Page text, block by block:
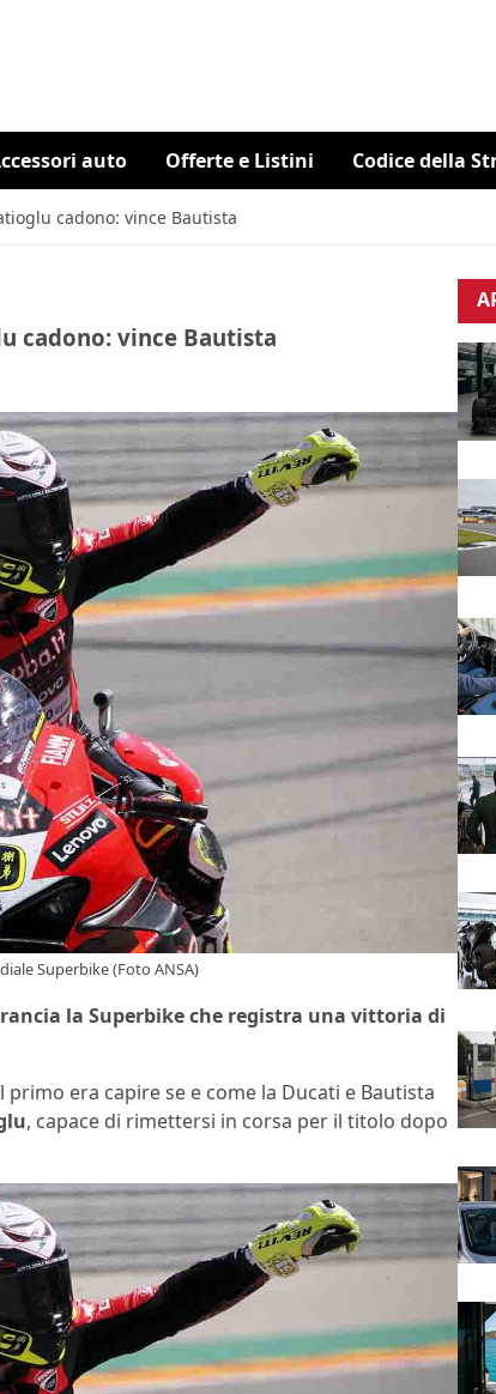
auto Offerte e Listini Codice della
cadono: vince Bautista
cadono: vince Bautista
Superbike (Foto ANSA)
la Superbike che registra una vittoria di
era capire se e come la Ducati e Bautista
, capace di rimettersi in corsa per il titolo dopo